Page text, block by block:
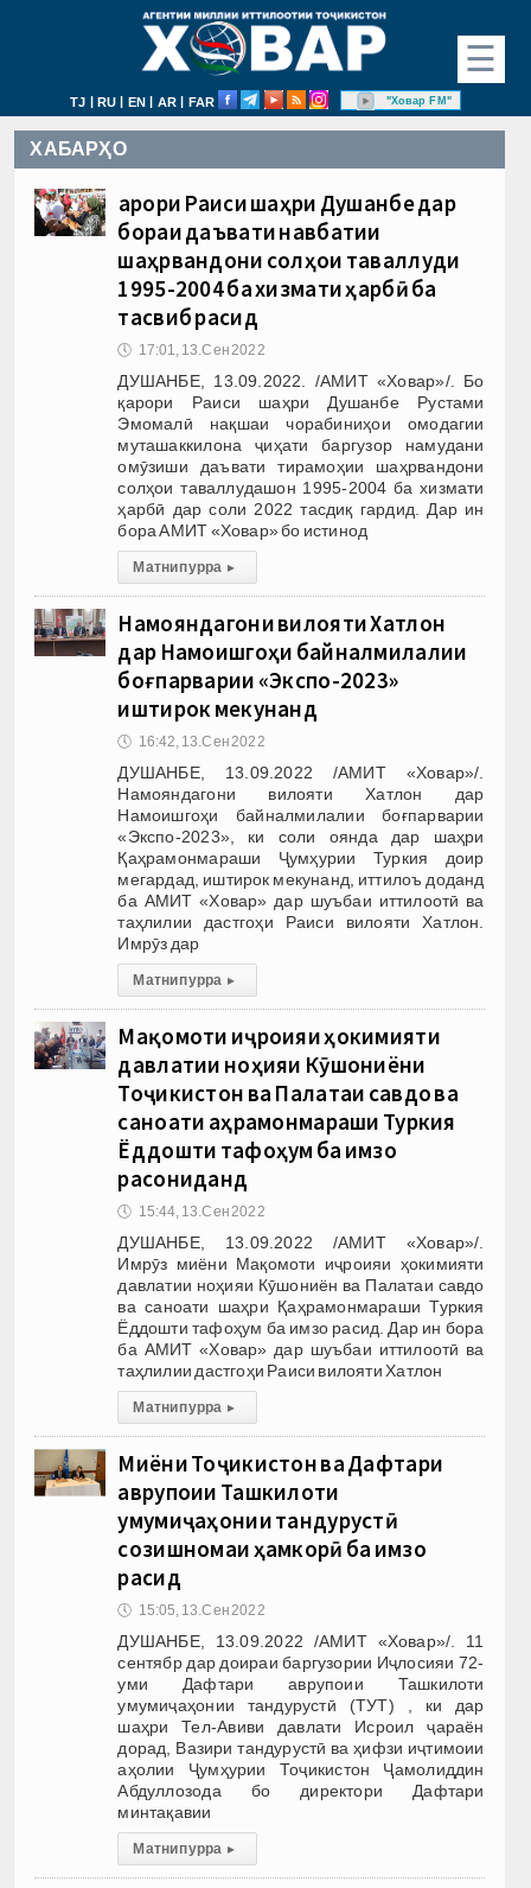
☰
TJ | RU | EN | AR | FAR "Ховар FM"
ХАБАРҲО
Қарори Раиси шаҳри Душанбе дар
бораи даъвати навбатии
шаҳрвандони солҳои таваллуди
1995-2004 ба хизмати ҳарбӣ ба
тасвиб расид
🕔 17:01, 13.Сен 2022
ДУШАНБЕ, 13.09.2022. /АМИТ «Ховар»/. Бо
қарори Раиси шаҳри Душанбе Рустами
Эмомалӣ нақшаи чорабиниҳои омодагии
муташаккилона ҷиҳати баргузор намудани
омӯзиши даъвати тирамоҳии шаҳрвандони
солҳои таваллудашон 1995-2004 ба хизмати
ҳарбӣ дар соли 2022 тасдиқ гардид. Дар ин
бора АМИТ «Ховар» бо истинод
Матни пурра ▸
Намояндагони вилояти Хатлон
дар Намоишгоҳи байналмилалии
боғпарварии «Экспо-2023»
иштирок мекунанд
🕔 16:42, 13.Сен 2022
ДУШАНБЕ, 13.09.2022 /АМИТ «Ховар»/.
Намояндагони вилояти Хатлон дар
Намоишгоҳи байналмилалии боғпарварии
«Экспо-2023», ки соли оянда дар шаҳри
Қаҳрамонмараши Ҷумҳурии Туркия доир
мегардад, иштирок мекунанд, иттилоъ доданд
ба АМИТ «Ховар» дар шуъбаи иттилоотӣ ва
таҳлилии дастгоҳи Раиси вилояти Хатлон.
Имрӯз дар
Матни пурра ▸
Мақомоти иҷроияи ҳокимияти
давлатии ноҳияи Кӯшониёни
Тоҷикистон ва Палатаи савдо ва
саноати Қаҳрамонмараши Туркия
Ёддошти тафоҳум ба имзо
расониданд
🕔 15:44, 13.Сен 2022
ДУШАНБЕ, 13.09.2022 /АМИТ «Ховар»/.
Имрӯз миёни Мақомоти иҷроияи ҳокимияти
давлатии ноҳияи Кӯшониён ва Палатаи савдо
ва саноати шаҳри Қаҳрамонмараши Туркия
Ёддошти тафоҳум ба имзо расид. Дар ин бора
ба АМИТ «Ховар» дар шуъбаи иттилоотӣ ва
таҳлилии дастгоҳи Раиси вилояти Хатлон
Матни пурра ▸
Миёни Тоҷикистон ва Дафтари
аврупоии Ташкилоти
умумиҷаҳонии тандурустӣ
созишномаи ҳамкорӣ ба имзо
расид
🕔 15:05, 13.Сен 2022
ДУШАНБЕ, 13.09.2022 /АМИТ «Ховар»/. 11
сентябр дар доираи баргузории Иҷлосияи 72-
уми Дафтари аврупоии Ташкилоти
умумиҷаҳонии тандурустӣ (ТУТ) , ки дар
шаҳри Тел-Авиви давлати Исроил ҷараён
дорад, Вазири тандурустӣ ва ҳифзи иҷтимоии
аҳолии Ҷумҳурии Тоҷикистон Ҷамолиддин
Абдуллозода бо директори Дафтари
минтақавии
Матни пурра ▸